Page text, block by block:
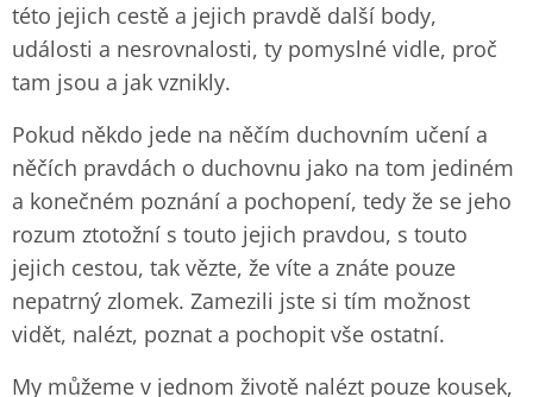
této jejich cestě a jejich pravdě další body,
události a nesrovnalosti, ty pomyslné vidle, proč
tam jsou a jak vznikly.
Pokud někdo jede na něčím duchovním učení a
něčích pravdách o duchovnu jako na tom jediném
a konečném poznání a pochopení, tedy že se jeho
rozum ztotožní s touto jejich pravdou, s touto
jejich cestou, tak vězte, že víte a znáte pouze
nepatrný zlomek. Zamezili jste si tím možnost
vidět, nalézt, poznat a pochopit vše ostatní.
My můžeme v jednom životě nalézt pouze kousek,